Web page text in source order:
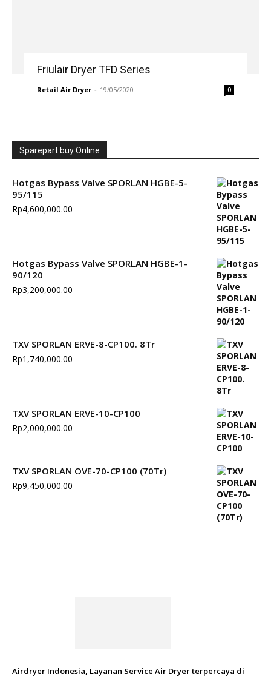
Friulair Dryer TFD Series
Retail Air Dryer - 19/05/2020 0
Sparepart buy Online
Hotgas Bypass Valve SPORLAN HGBE-5-
95/115
Rp4,600,000.00
Hotgas Bypass Valve SPORLAN HGBE-1-
90/120
Rp3,200,000.00
TXV SPORLAN ERVE-8-CP100. 8Tr
Rp1,740,000.00
TXV SPORLAN ERVE-10-CP100
Rp2,000,000.00
TXV SPORLAN OVE-70-CP100 (70Tr)
Rp9,450,000.00
Airdryer Indonesia, Layanan Service Air Dryer terpercaya di